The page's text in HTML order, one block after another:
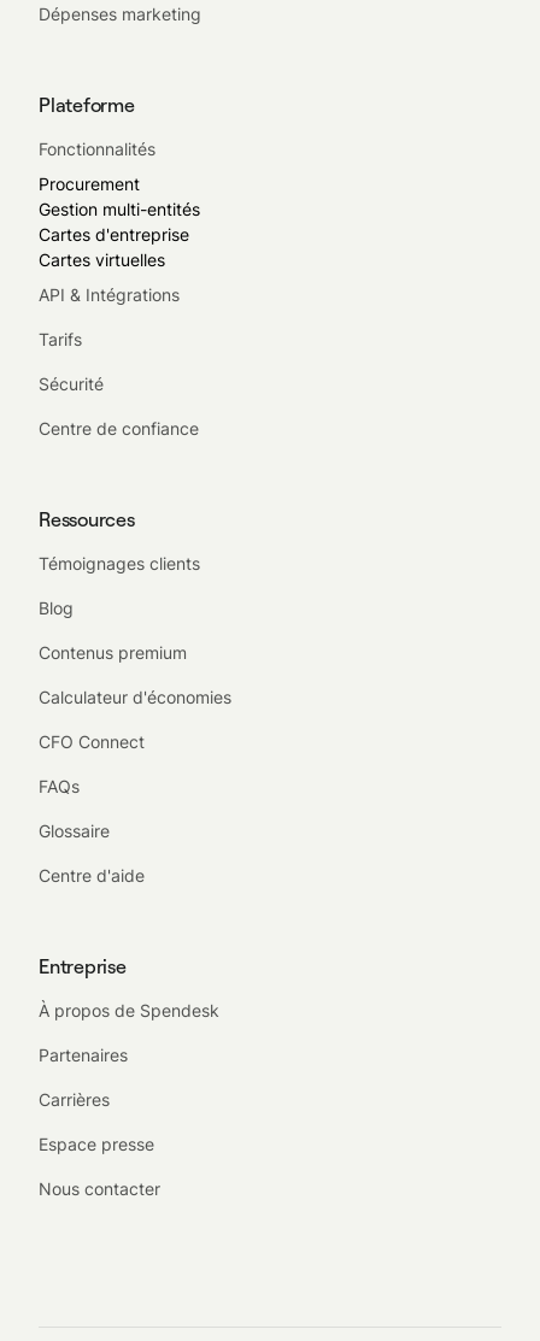
Dépenses marketing
Plateforme
Fonctionnalités
Procurement
Gestion multi-entités
Cartes d'entreprise
Cartes virtuelles
API & Intégrations
Tarifs
Sécurité
Centre de confiance
Ressources
Témoignages clients
Blog
Contenus premium
Calculateur d'économies
CFO Connect
FAQs
Glossaire
Centre d'aide
Entreprise
À propos de Spendesk
Partenaires
Carrières
Espace presse
Nous contacter